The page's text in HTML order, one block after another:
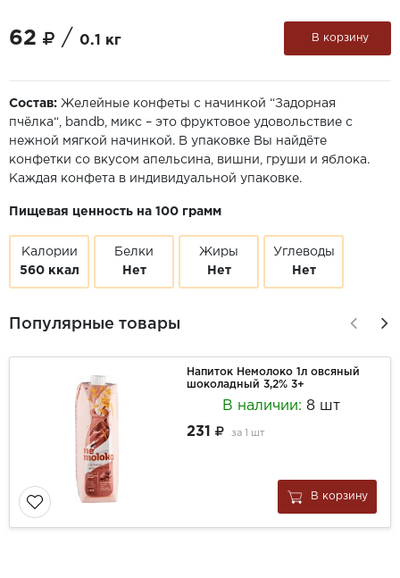
62 / 0.1 кг В корзину
Состав: Желейные конфеты с начинкой “Задорная
пчёлка“, bandb, микс – это фруктовое удовольствие с
нежной мягкой начинкой. В упаковке Вы найдёте
конфетки со вкусом апельсина, вишни, груши и яблока.
Каждая конфета в индивидуальной упаковке.
Пищевая ценность на 100 грамм
Калории
560 ккал
Белки
Нет
Жиры
Нет
Углеводы
Нет
Популярные товары
Напиток Немолоко 1л овсяный
шоколадный 3,2% 3+
В наличии:8 шт
231
за 1 шт
В корзину